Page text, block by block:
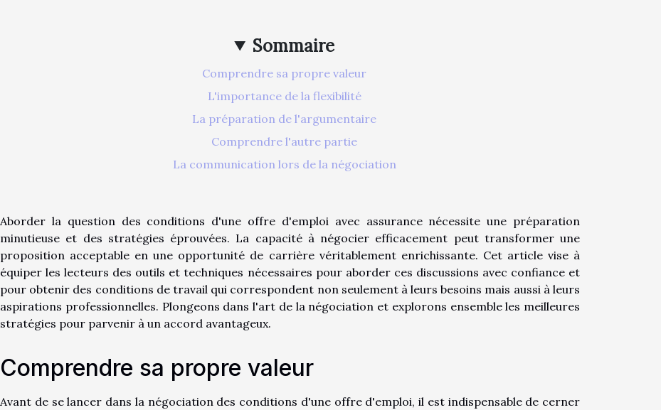
Sommaire
Comprendre sa propre valeur
L'importance de la flexibilité
La préparation de l'argumentaire
Comprendre l'autre partie
La communication lors de la négociation
Aborder la question des conditions d'une offre d'emploi avec assurance nécessite une préparation
minutieuse et des stratégies éprouvées. La capacité à négocier efficacement peut transformer une
proposition acceptable en une opportunité de carrière véritablement enrichissante. Cet article vise à
équiper les lecteurs des outils et techniques nécessaires pour aborder ces discussions avec confiance et
pour obtenir des conditions de travail qui correspondent non seulement à leurs besoins mais aussi à leurs
aspirations professionnelles. Plongeons dans l'art de la négociation et explorons ensemble les meilleures
stratégies pour parvenir à un accord avantageux.
Comprendre sa propre valeur
Avant de se lancer dans la négociation des conditions d'une offre d'emploi, il est indispensable de cerner